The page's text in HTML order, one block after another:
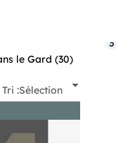
le Gard (30)
3
Tri :Sélection